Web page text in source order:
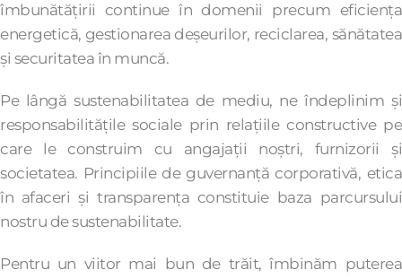
îmbunătățirii continue în domenii precum eficiența
energetică, gestionarea deșeurilor, reciclarea, sănătatea
și securitatea în muncă.
Pe lângă sustenabilitatea de mediu, ne îndeplinim și
responsabilitățile sociale prin relațiile constructive pe
care le construim cu angajații noștri, furnizorii și
societatea. Principiile de guvernanță corporativă, etica
în afaceri și transparența constituie baza parcursului
nostru de sustenabilitate.
Pentru un viitor mai bun de trăit, îmbinăm puterea